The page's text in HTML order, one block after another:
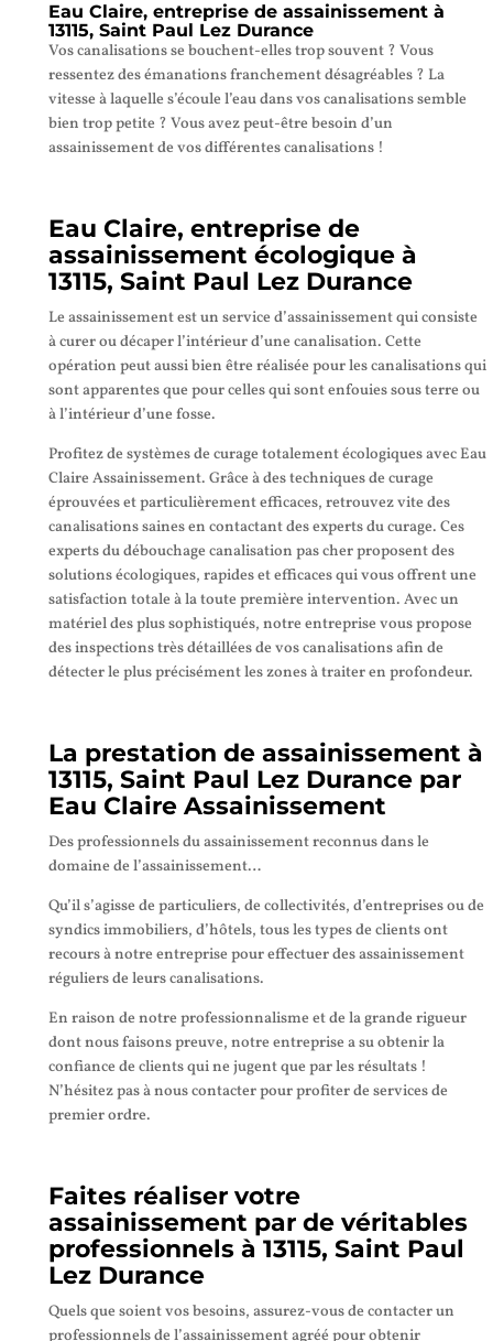
Eau Claire, entreprise de assainissement à
13115, Saint Paul Lez Durance
Vos canalisations se bouchent-elles trop souvent ? Vous
ressentez des émanations franchement désagréables ? La
vitesse à laquelle s’écoule l’eau dans vos canalisations semble
bien trop petite ? Vous avez peut-être besoin d’un
assainissement de vos différentes canalisations !
Eau Claire, entreprise de
assainissement écologique à
13115, Saint Paul Lez Durance
Le assainissement est un service d’assainissement qui consiste
à curer ou décaper l’intérieur d’une canalisation. Cette
opération peut aussi bien être réalisée pour les canalisations qui
sont apparentes que pour celles qui sont enfouies sous terre ou
à l’intérieur d’une fosse.
Profitez de systèmes de curage totalement écologiques avec Eau
Claire Assainissement. Grâce à des techniques de curage
éprouvées et particulièrement efficaces, retrouvez vite des
canalisations saines en contactant des experts du curage. Ces
experts du débouchage canalisation pas cher proposent des
solutions écologiques, rapides et efficaces qui vous offrent une
satisfaction totale à la toute première intervention. Avec un
matériel des plus sophistiqués, notre entreprise vous propose
des inspections très détaillées de vos canalisations afin de
détecter le plus précisément les zones à traiter en profondeur.
La prestation de assainissement à
13115, Saint Paul Lez Durance par
Eau Claire Assainissement
Des professionnels du assainissement reconnus dans le
domaine de l’assainissement…
Qu’il s’agisse de particuliers, de collectivités, d’entreprises ou de
syndics immobiliers, d’hôtels, tous les types de clients ont
recours à notre entreprise pour effectuer des assainissement
réguliers de leurs canalisations.
En raison de notre professionnalisme et de la grande rigueur
dont nous faisons preuve, notre entreprise a su obtenir la
confiance de clients qui ne jugent que par les résultats !
N’hésitez pas à nous contacter pour profiter de services de
premier ordre.
Faites réaliser votre
assainissement par de véritables
professionnels à 13115, Saint Paul
Lez Durance
Quels que soient vos besoins, assurez-vous de contacter un
professionnels de l’assainissement agréé pour obtenir